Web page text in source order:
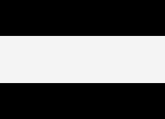
of the
To subscribe, simply enter